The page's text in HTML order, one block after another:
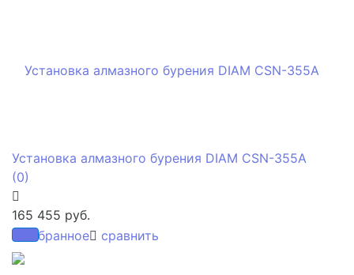
избранное сравнить
Установка алмазного бурения DIAM CSN-355A
(0)
165 455 руб.